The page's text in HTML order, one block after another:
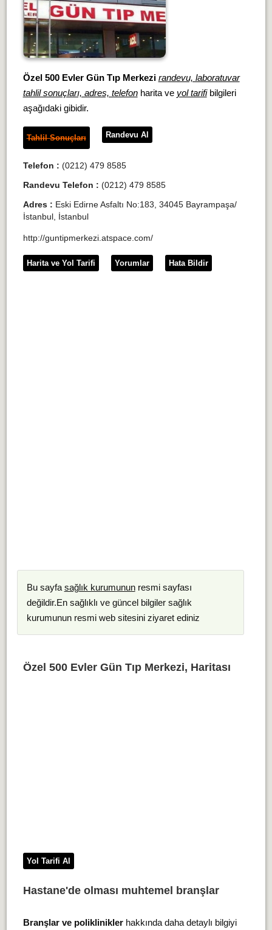
Özel 500 Evler Gün Tıp Merkezi randevu, laboratuvar
tahlil sonuçları, adres, telefonharita ve yol tarifibilgileri
aşağıdaki gibidir.
Tahlil Sonuçları Randevu Al
Telefon : (0212) 479 8585
Randevu Telefon : (0212) 479 8585
Adres : Eski Edirne Asfaltı No:183, 34045 Bayrampaşa/
İstanbul, İstanbul
http://guntipmerkezi.atspace.com/
Harita ve Yol Tarifi Yorumlar Hata Bildir
Bu sayfa sağlık kurumununresmi sayfası
değildir.En sağlıklı ve güncel bilgiler sağlık
kurumunun resmi web sitesini ziyaret ediniz
Özel 500 Evler Gün Tıp Merkezi, Haritası
Yol Tarifi Al
Hastane'de olması muhtemel branşlar
Branşlar ve polikliniklerhakkında daha detaylı bilgiyi